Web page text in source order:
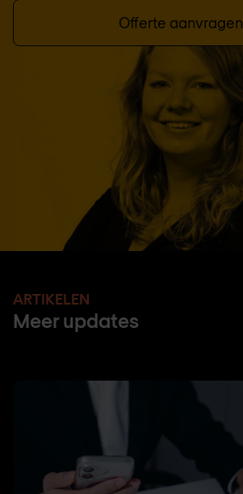
Offerte aanvragen
ARTIKELEN
Meer updates